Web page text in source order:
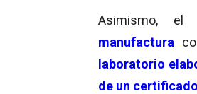
Asimismo,
manufactura
laboratorio
de un certificado